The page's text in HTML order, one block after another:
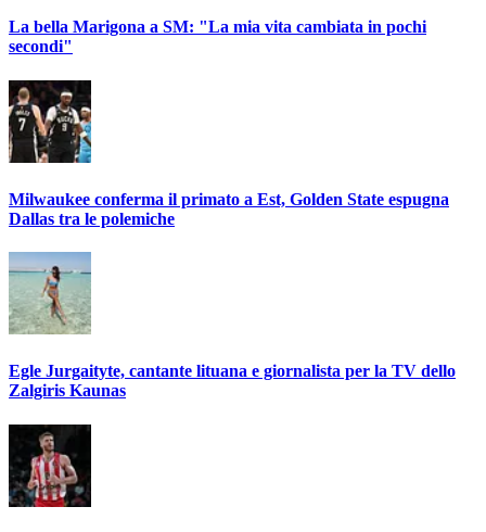
La bella Marigona a SM: "La mia vita cambiata in pochi
secondi"
Milwaukee conferma il primato a Est, Golden State espugna
Dallas tra le polemiche
Egle Jurgaityte, cantante lituana e giornalista per la TV dello
Zalgiris Kaunas